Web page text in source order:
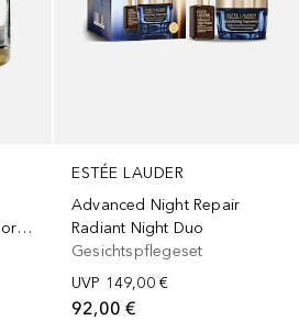
Ultimate Diamond Transformative Energy Creme Rich
ESTÉE LAUDER
Advanced Night Repair
Radiant Night Duo
Gesichtspflegeset
UVP 149,00 €
92,00 €